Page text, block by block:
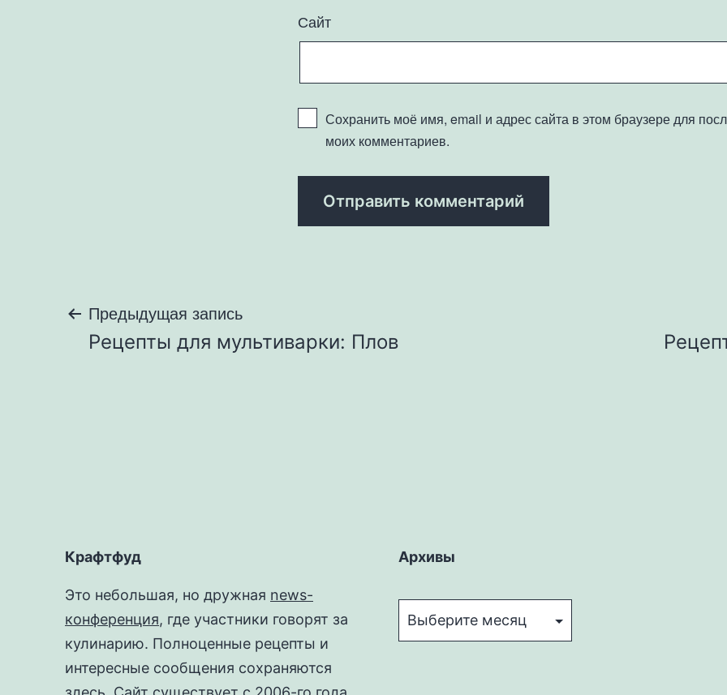
Сайт
Сохранить моё имя, email и адрес сайта в этом браузере для
моих комментариев.
Навигация
Предыдущая запись
Рецепты для мультиварки: Плов
Крафтфуд
Это небольшая, но дружная news-
конференция, где участники говорят за
кулинарию. Полноценные рецепты и
интересные сообщения сохраняются
Архивы